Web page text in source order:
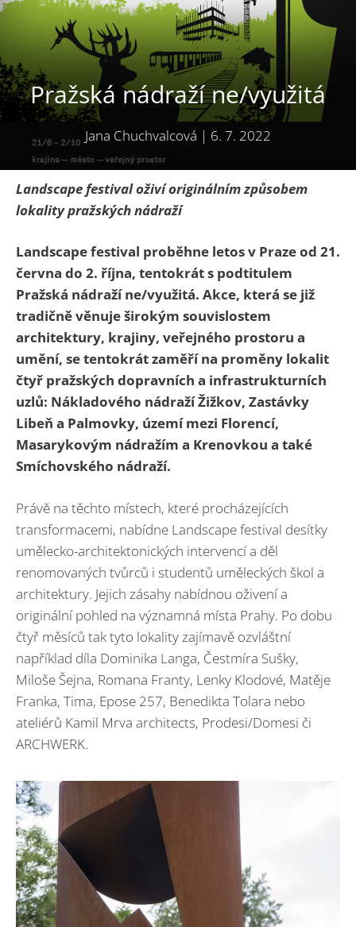
Pražská nádraží ne/využitá
Jana Chuchvalcová | 6. 7. 2022
Landscape festival oživí originálním způsobem
lokality pražských nádraží
Landscape festival proběhne letos v Praze od 21.
června do 2. října, tentokrát s podtitulem
Pražská nádraží ne/využitá. Akce, která se již
tradičně věnuje širokým souvislostem
architektury, krajiny, veřejného prostoru a
umění, se tentokrát zaměří na proměny lokalit
čtyř pražských dopravních a infrastrukturních
uzlů: Nákladového nádraží Žižkov, Zastávky
Libeň a Palmovky, území mezi Florencí,
Masarykovým nádražím a Krenovkou a také
Smíchovského nádraží.
Právě na těchto místech, které procházejících
transformacemi, nabídne Landscape festival desítky
umělecko-architektonických intervencí a děl
renomovaných tvůrců i studentů uměleckých škol a
architektury. Jejich zásahy nabídnou oživení a
originální pohled na významná místa Prahy. Po dobu
čtyř měsíců tak tyto lokality zajímavě ozvláštní
například díla Dominika Langa, Čestmíra Sušky,
Miloše Šejna, Romana Franty, Lenky Klodové, Matěje
Franka, Tima, Epose 257, Benedikta Tolara nebo
ateliérů Kamil Mrva architects, Prodesi/Domesi či
ARCHWERK.